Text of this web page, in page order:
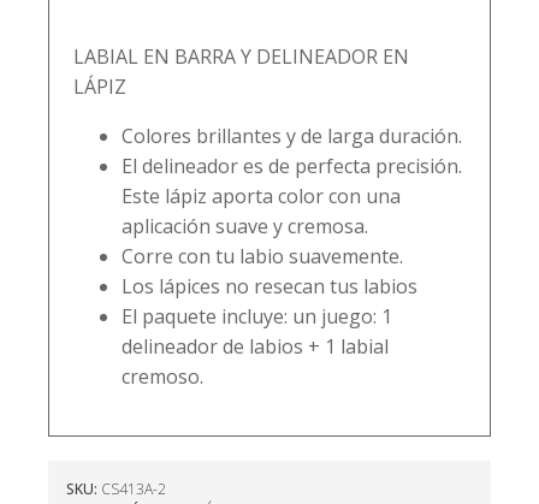
LABIAL EN BARRA Y DELINEADOR EN
LÁPIZ
Colores brillantes y de larga duración.
El delineador es de perfecta precisión.
Este lápiz aporta color con una
aplicación suave y cremosa.
Corre con tu labio suavemente.
Los lápices no resecan tus labios
El paquete incluye: un juego: 1
delineador de labios + 1 labial
cremoso.
SKU: CS413A-2